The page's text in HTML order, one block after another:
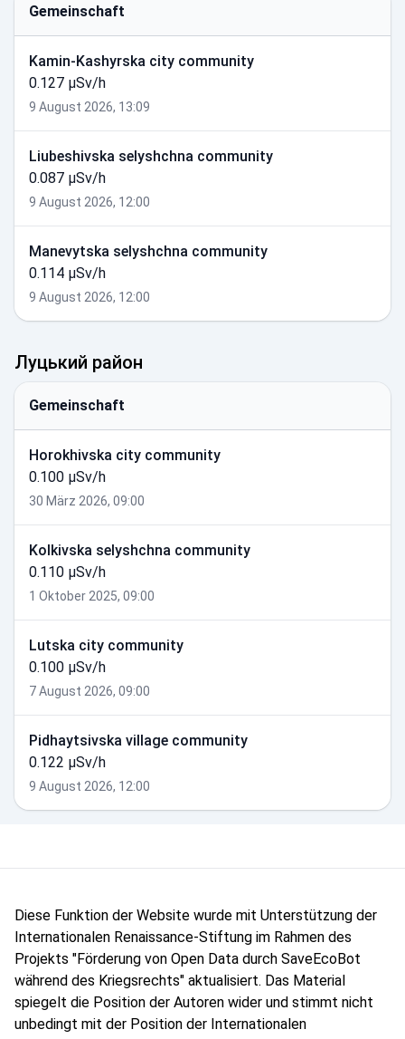
Gemeinschaft
Kamin-Kashyrska city community
0.127 µSv/h
9 August 2026, 13:09
Liubeshivska selyshchna community
0.087 µSv/h
9 August 2026, 12:00
Manevytska selyshchna community
0.114 µSv/h
9 August 2026, 12:00
Луцький район
Gemeinschaft
Horokhivska city community
0.100 µSv/h
30 März 2026, 09:00
Kolkivska selyshchna community
0.110 µSv/h
1 Oktober 2025, 09:00
Lutska city community
0.100 µSv/h
7 August 2026, 09:00
Pidhaytsivska village community
0.122 µSv/h
9 August 2026, 12:00
Diese Funktion der Website wurde mit Unterstützung der
Internationalen Renaissance-Stiftung im Rahmen des
Projekts "Förderung von Open Data durch SaveEcoBot
während des Kriegsrechts" aktualisiert. Das Material
spiegelt die Position der Autoren wider und stimmt nicht
unbedingt mit der Position der Internationalen